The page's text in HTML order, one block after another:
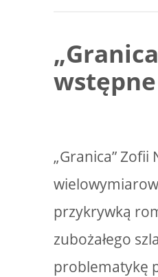
wstępne
„Granica” Zofii
przykrywką
zubożałego
problematykę